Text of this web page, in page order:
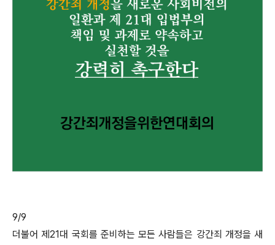
9/9
더불어 제21대 국회를 준비하는 모든 사람들은 강간죄 개정을 새